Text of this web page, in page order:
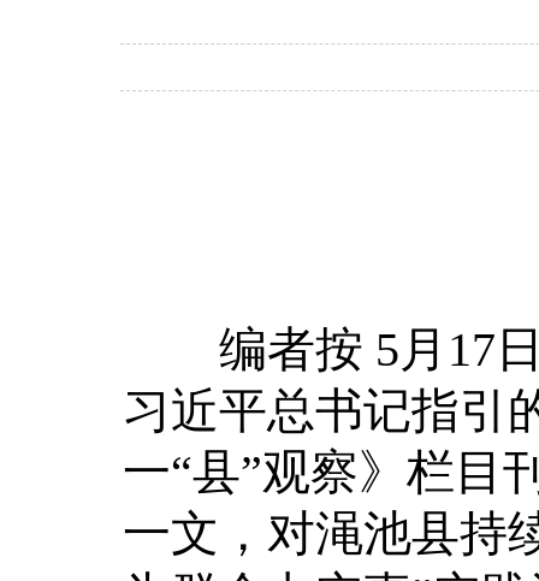
编者按 5月17日
习近平总书记指引
一“县”观察》栏目
一文，对渑池县持